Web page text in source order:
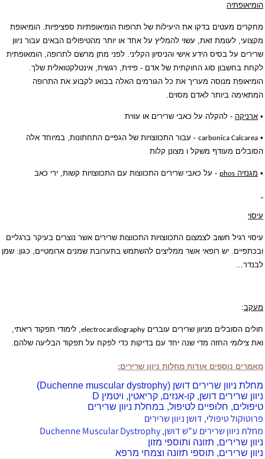
הומיאופתיה
מחקרים מעטים בדקו את היעילות של תרופות הומיאופתיות ספציפיות. הומיאופת
מקצועי, לעומת זאת, עשוי להמליץ על אחד או יותר מהטיפולים הבאים עבור ניוון
שרירים על בסיס הידע אישי והניסיון הקליני. לפני מתן מרשם לתרופה, הומאופתית
לקחת בחשבון סוג החוקתית של אדם - פיזית, רגשית, אינטלקטואלית שלך.
הומיאופת מנוסה מעריך את כל הגורמים האלה בבואו לקבוע את התרופה
המתאימה ביותר לאדם מסוים.
• ארניקה - להקלה על כאבי שרירים או עווית
•
carbonica Calcarea - עבור התכווצויות של הגפיים התחתונות, במיוחד אלה
הסובלים מעודף משקל ו מצונן קלות
• מגנזיה phos - על כאבי שרירים התכווצות עם התכווצויות קשות, ירי כאב
עיסוי
עיסוי רגיל חשוב לצמצום התכווצויות התכווצות שרירים אשר נוצרים בעיקר ברגליים
ובכתפיים. יש רופאי אשר ממליצים להשתמש בתערובת שמנים ארומטיים, כגון: שמן
לבנדר...
מעקב:
חולים הסובלים מניוון שרירים עוברים electrocardiography , לימודי תפקוד ריאתי,
ואת צילומי החזה מדי שנה יחד עם בדיקות כדי לפקח על תפקוד הבליעה שלהם.
מאמרים נוספים אודות מחלות ניוון שרירים:
מחלת ניוון שרירים דושן (Duchenne muscular dystrophy)
ניוון שרירים דושן, קו-אנזים, קריאטין, ויטמין D
טיפולים, חלופיים לטיפול, במחלת ניוון שרירים
פרוטוקול טיפולי, דושן ניוון שרירים
מחלתניוון שרירים ע"ש דושן, Duchenne Muscular Dystrophy
ניוון שרירים, תזונה ותוספי מזון
ניוון שרירים, תוספי תזונה וצמחי מרפא